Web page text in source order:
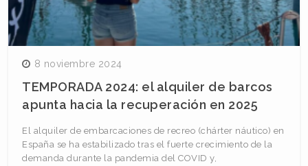
8 noviembre 2024
TEMPORADA 2024: el alquiler de barcos
apunta hacia la recuperación en 2025
El alquiler de embarcaciones de recreo (chárter náutico) en
España se ha estabilizado tras el fuerte crecimiento de la
demanda durante la pandemia del COVID y,